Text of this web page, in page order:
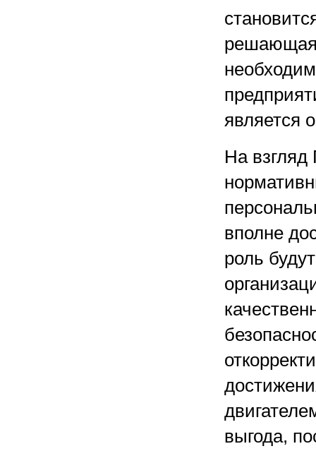
решающая
является
На
вполне
роль
выгода,